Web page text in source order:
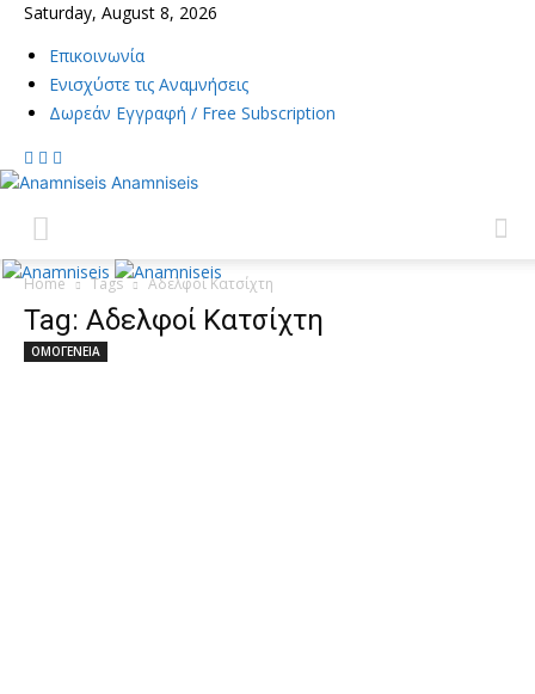
Saturday, August 8, 2026
Επικοινωνία
Ενισχύστε τις Αναμνήσεις
Δωρεάν Εγγραφή / Free Subscription
Anamniseis
Home Tags Αδελφοί Κατσίχτη
Tag: Αδελφοί Κατσίχτη
ΟΜΟΓΕΝΕΙΑ